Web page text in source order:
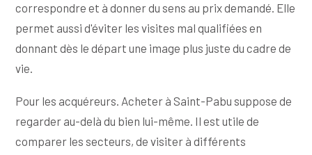
correspondre et à donner du sens au prix demandé. Elle
permet aussi d'éviter les visites mal qualifiées en
donnant dès le départ une image plus juste du cadre de
vie.
Pour les acquéreurs. Acheter à Saint-Pabu suppose de
regarder au-delà du bien lui-même. Il est utile de
comparer les secteurs, de visiter à différents